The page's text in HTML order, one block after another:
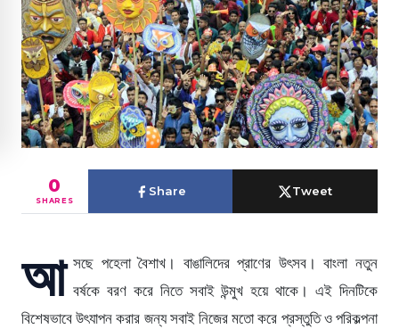
0
SHARES
Share Tweet
আ সছে পহেলা বৈশাখ। বাঙালিদের প্রাণের উৎসব। বাংলা নতুন
বর্ষকে বরণ করে নিতে সবাই উন্মুখ হয়ে থাকে। এই দিনটিকে
বিশেষভাবে উৎযাপন করার জন্য সবাই নিজের মতো করে প্রস্তুতি ও পরিকল্পনা